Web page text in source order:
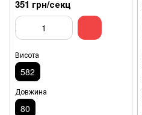
351 грн/секц
Висота
582
Довжина
80